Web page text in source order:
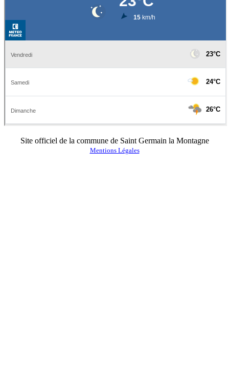
Site officiel de la commune de Saint Germain la Montagne
Mentions Légales